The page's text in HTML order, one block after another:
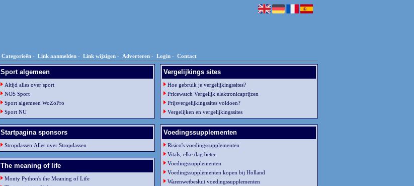
Categorieën - Link aanmelden - Link wijzigen - Adverteren - Login - Contact
Sport algemeen
Altijd alles over sport
NOS Sport
Sport algemeen WoZoPro
Sport NU
Startpagina sponsors
Stropdassen Alles over Stropdassen
The meaning of life
Monty Python's the Meaning of Life
Vergelijkings sites
Hoe gebruik je vergelijkingssites?
Pricewatch Vergelijk elektronicaprijzen
Prijsvergelijkingssites voldoen?
Vergelijken en vergelijkingssites
Voedingssupplementen
Risico's voedingssupplementen
Vitals, elke dag beter
Voedingssupplementen
Voedingssupplementen kopen bij Holland
Warenwetbesluit voedingssupplementen